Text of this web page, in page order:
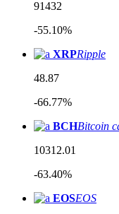
91432
-55.10%
XRPRipple
48.87
-66.77%
BCHBitcoin
10312.01
-63.40%
EOSEOS